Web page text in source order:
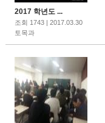
2017 학년도 ...
조회 1743 | 2017.03.30
토목과